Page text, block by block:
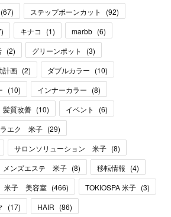
(67) ステップボーンカット (92)
) キナコ (1) marbb (6)
(2) グリーンポット (3)
計画 (2) ダブルカラー (10)
(10) インナーカラー (8)
髪質改善 (10) イベント (6)
エク 米子 (29)
サロンソリューション 米子 (8)
メンズエステ 米子 (8) 移転情報 (4)
米子 美容室 (466) TOKIOSPA 米子 (3)
(17) HAIR (86)